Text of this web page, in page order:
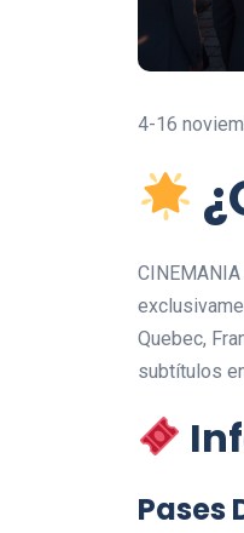
4-16
Quebec,
subtítulos
Pases